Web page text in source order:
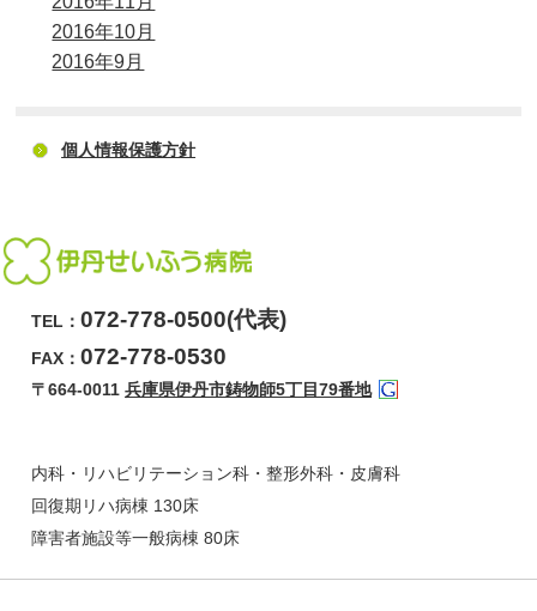
2016年10月
2016年9月
個人情報保護方針
TEL：072-778-0500(代表)
FAX：072-778-0530
〒664-0011兵庫県伊丹市鋳物師5丁目79番地
内科・リハビリテーション科・整形外科・皮膚科
回復期リハ病棟 130床
障害者施設等一般病棟 80床